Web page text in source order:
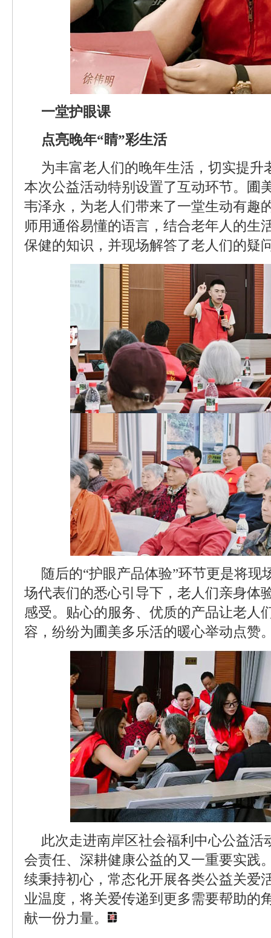
一堂护眼课
点亮晚年“睛”彩生活
为丰富老人们的晚年生活，切实提升
本次公益活动特别设置了互动环节。圃
韦泽永，为老人们带来了一堂生动有趣
师用通俗易懂的语言，结合老年人的生
保健的知识，并现场解答了老人们的疑
随后的“护眼产品体验”环节更是将现
场代表们的悉心引导下，老人们亲身体
感受。贴心的服务、优质的产品让老人
容，纷纷为圃美多乐活的暖心举动点赞
此次走进南岸区社会福利中心公益活
会责任、深耕健康公益的又一重要实践
续秉持初心，常态化开展各类公益关爱
业温度，将关爱传递到更多需要帮助的
献一份力量。